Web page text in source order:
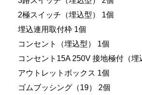
2極スイッチ（埋込型） 1個
埋込連用取付枠 1個
コンセント（埋込型） 1個
コンセント15A 250V 接地極付（埋
アウトレットボックス 1個
ゴムブッシング（19） 2個